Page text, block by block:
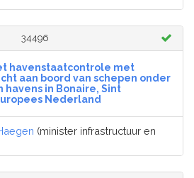
34496
havenstaatcontrole met
aan boord van schepen onder
in Bonaire, Sint
Nederland
(minister infrastructuur en